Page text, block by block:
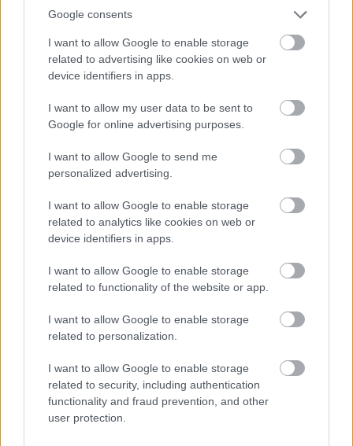
Google consents
I want to allow Google to enable storage
related to advertising like cookies on web or
device identifiers in apps.
I want to allow my user data to be sent to
Google for online advertising purposes.
I want to allow Google to send me
personalized advertising.
I want to allow Google to enable storage
related to analytics like cookies on web or
device identifiers in apps.
I want to allow Google to enable storage
related to functionality of the website or app.
I want to allow Google to enable storage
related to personalization.
I want to allow Google to enable storage
related to security, including authentication
functionality and fraud prevention, and other
user protection.
nettovarallisuutta, osa tuloksesta voidaan yrittäjän niin
verotukseen ja yksityisnostojen perusperiaatteisiinvoit
tutustua seikkaperäisemmin Yrityksen-
Luontoisetujen tai verottomien matkakorvausten
Työmatkoja tekevä toiminimiyrittäjä voi kuitenkin vähentää
palkansaajien kilometrikorvauksia ja päivärahoja
Jos toiminimellä on ulkopuolisia työntekijöitä, heille
palkanmaksu onnistuu normaaliin tapaan. Itselleen,
puolisolleen tai alle 14-vuotiaille lapsilleen toiminimiyrittäjä
ei kuitenkaan voi maksaa palkkaa.
Riskienhallinnan näkökulmasta osakeyhtiö on
pääsääntöisesti turvallisempi ja parempi yritysmuoto, jos
ulkopuolisia työntekijöitä.